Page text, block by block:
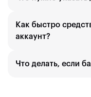
Как быстро
аккаунт?
Что делать, если